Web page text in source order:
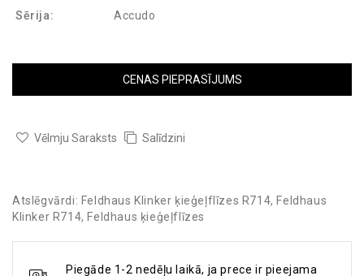
Sērija:
Accudo
CENAS PIEPRASĪJUMS
Vēlmju Saraksts Salīdzini
Atslēgvārdi: Feldhaus Klinker ķieģeļflīzes R714, Feldhaus
Klinker R714, Feldhaus ķieģeļflīzes
Piegāde 1-2 nedēļu laikā, ja prece ir pieejama